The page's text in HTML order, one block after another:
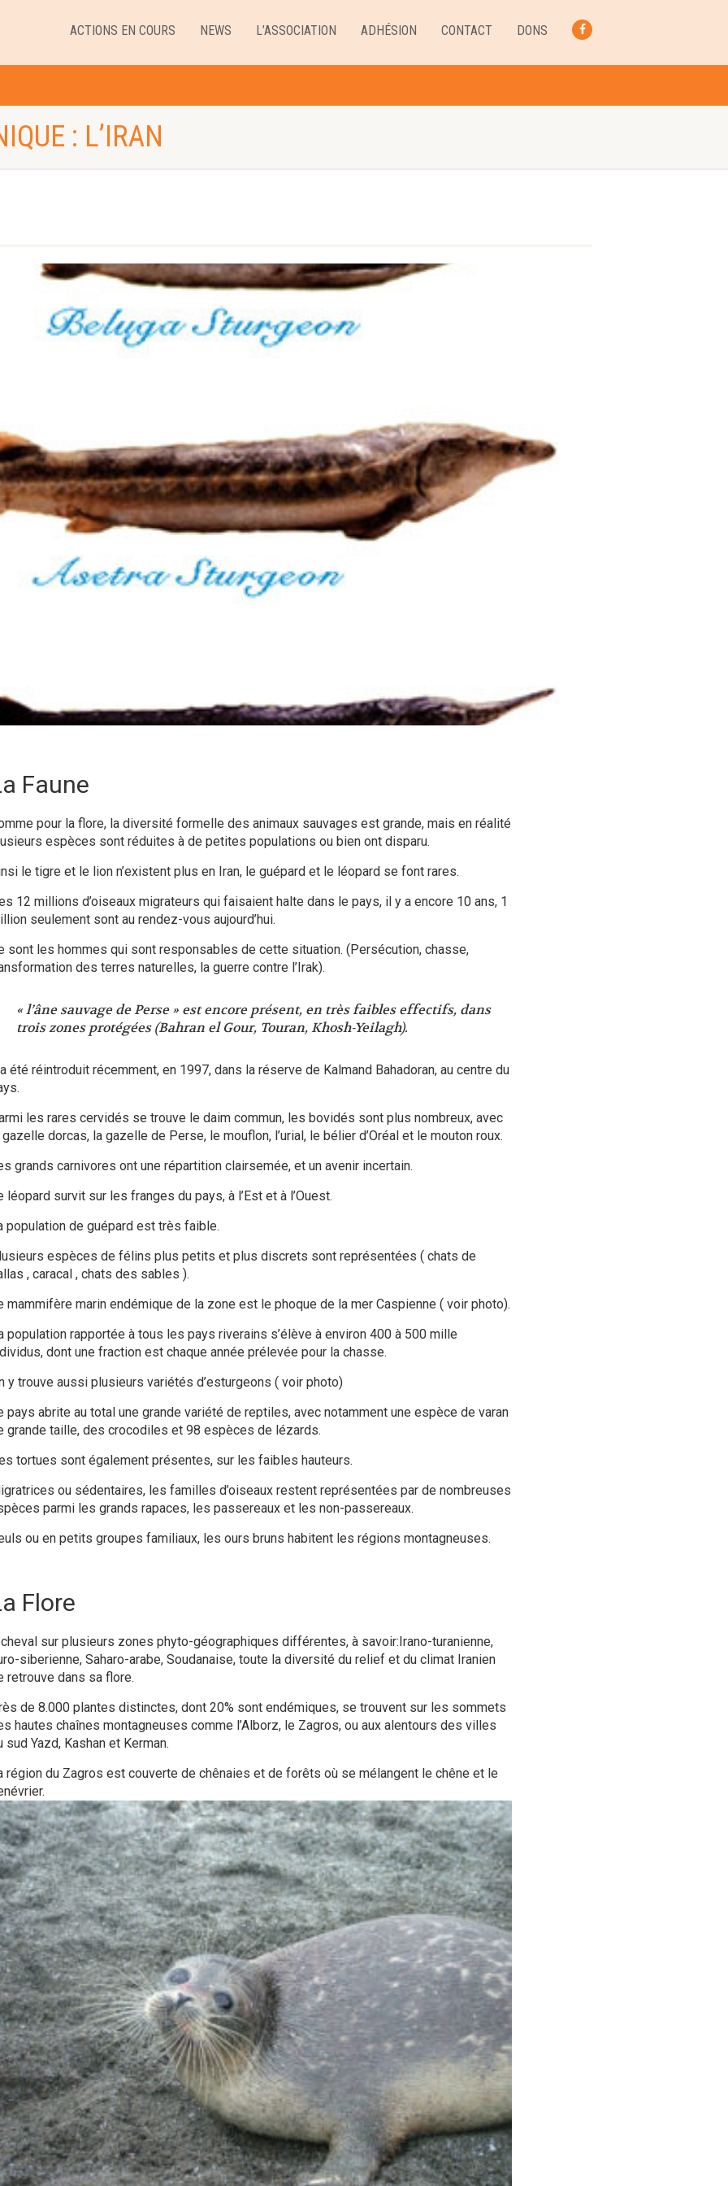
ACTIONS EN COURS NEWS L’ASSOCIATION ADHÉSION CONTACT DONS
: L’IRAN
Faune
pour la flore, la diversité formelle des animaux sauvages est grande, mais en réalité
espèces sont réduites à de petites populations ou bien ont disparu.
le tigre et le lion n’existent plus en Iran, le guépard et le léopard se font rares.
12 millions d’oiseaux migrateurs qui faisaient halte dans le pays, il y a encore 10 ans, 1
seulement sont au rendez-vous aujourd’hui.
sont les hommes qui sont responsables de cette situation. (Persécution, chasse,
des terres naturelles, la guerre contre l’Irak).
« l’âne sauvage de Perse » est encore présent, en très faibles effectifs, dans
trois zones protégées (Bahran el Gour, Touran, Khosh-Yeilagh).
été réintroduit récemment, en 1997, dans la réserve de Kalmand Bahadoran, au centre du
les rares cervidés se trouve le daim commun, les bovidés sont plus nombreux, avec
gazelle dorcas, la gazelle de Perse, le mouflon, l’urial, le bélier d’Oréal et le mouton roux.
grands carnivores ont une répartition clairsemée, et un avenir incertain.
léopard survit sur les franges du pays, à l’Est et à l’Ouest.
population de guépard est très faible.
espèces de félins plus petits et plus discrets sont représentées ( chats de
, caracal , chats des sables ).
mammifère marin endémique de la zone est le phoque de la mer Caspienne ( voir photo).
population rapportée à tous les pays riverains s’élève à environ 400 à 500 mille
dont une fraction est chaque année prélevée pour la chasse.
y trouve aussi plusieurs variétés d’esturgeons ( voir photo)
pays abrite au total une grande variété de reptiles, avec notamment une espèce de varan
grande taille, des crocodiles et 98 espèces de lézards.
tortues sont également présentes, sur les faibles hauteurs.
ou sédentaires, les familles d’oiseaux restent représentées par de nombreuses
parmi les grands rapaces, les passereaux et les non-passereaux.
ou en petits groupes familiaux, les ours bruns habitent les régions montagneuses.
Flore
sur plusieurs zones phyto-géographiques différentes, à savoir:Irano-turanienne,
siberienne, Saharo-arabe, Soudanaise, toute la diversité du relief et du climat Iranien
retrouve dans sa flore.
de 8.000 plantes distinctes, dont 20% sont endémiques, se trouvent sur les sommets
hautes chaînes montagneuses comme l’Alborz, le Zagros, ou aux alentours des villes
sud Yazd, Kashan et Kerman.
région du Zagros est couverte de chênaies et de forêts où se mélangent le chêne et le